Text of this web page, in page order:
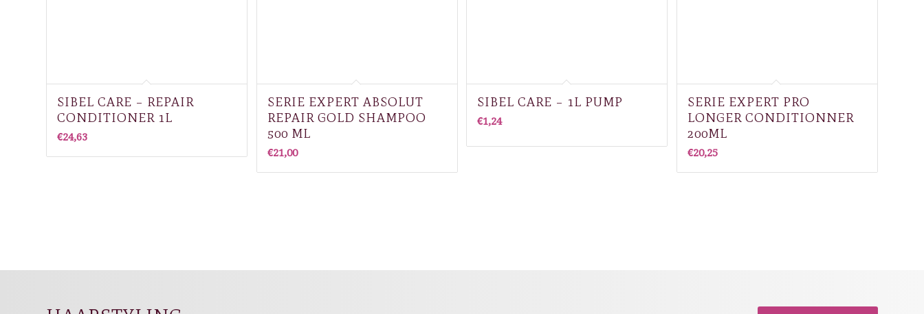
SIBEL CARE – REPAIR
CONDITIONER 1L
€24,63
SERIE EXPERT ABSOLUT
REPAIR GOLD SHAMPOO
500 ML
€21,00
SIBEL CARE – 1L PUMP
€1,24
SERIE EXPERT PRO
LONGER CONDITIONNER
200ML
€20,25